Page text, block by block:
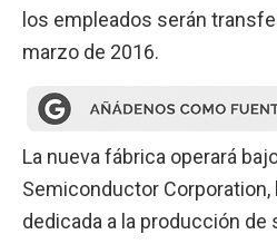
los empleados serán
marzo de 2016.
La nueva fábrica operará
Semiconductor Corporation,
dedicada a la producción de